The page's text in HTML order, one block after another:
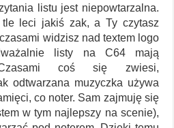
listu jest niepowtarzalna.
tle leci jakiś zak, a Ty czytasz
widzisz nad textem logo
listy na C64 mają
coś się zwiesi,
odtwarzana muzyczka używa
co noter. Sam zajmuję się
w tym najlepszy na scenie),